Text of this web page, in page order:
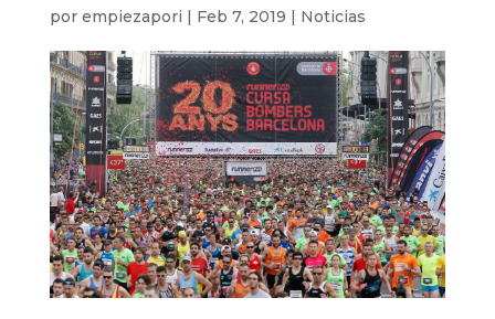
por empiezapori | Feb 7, 2019 | Noticias